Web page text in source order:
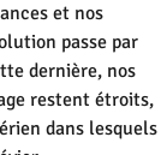
et nos
passe par
dernière, nos
restent étroits,
dans lesquels